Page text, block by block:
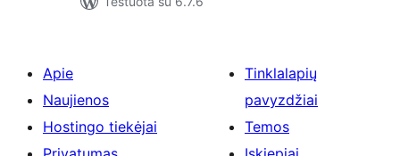
Apie
Naujienos
Hostingo tiekėjai
Tinklalapių
pavyzdžiai
Temos